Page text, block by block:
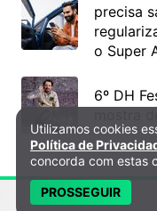
explica o
SuperSeg,
A SuperSeg entrou
atingiu em 2017
três estados.
O investimento
varia de R$ 80 mil
precisa
o Super
6º DH
Política de
Utilizamos cookies
Política de
concorda com estas
PROSSEGUIR